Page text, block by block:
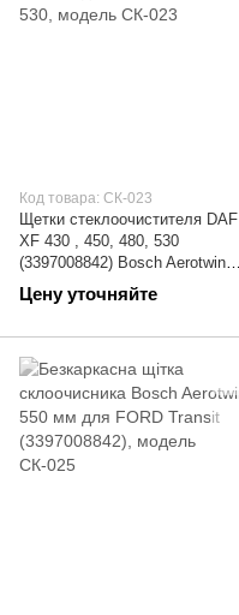
Код товара: СК-023
Щетки стеклоочистителя DAF
XF 430 , 450, 480, 530
(3397008842) Bosch Aerotwin
550 мм (дворники) | СК-023
Цену уточняйте